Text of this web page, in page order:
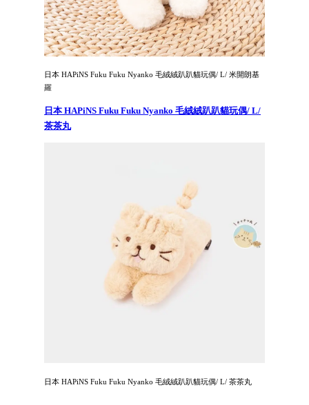
日本 HAPiNS Fuku Fuku Nyanko 毛絨絨趴趴貓玩偶/ L/ 米開朗基
羅
日本 HAPiNS Fuku Fuku Nyanko 毛絨絨趴趴貓玩偶/ L/
茶茶丸
日本 HAPiNS Fuku Fuku Nyanko 毛絨絨趴趴貓玩偶/ L/ 茶茶丸